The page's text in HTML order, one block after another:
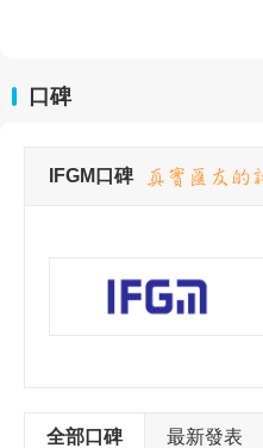
口碑
IFGM口碑
全部口碑 最新發表